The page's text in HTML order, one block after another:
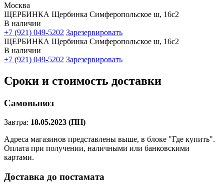
Москва
ЩЕРБИНКА Щербинка Симферопольское ш, 16с2
В наличии
+7 (921) 049-5202 Зарезервировать
ЩЕРБИНКА Щербинка Симферопольское ш, 16с2
В наличии
+7 (921) 049-5202 Зарезервировать
Сроки и стоимость доставки
Самовывоз
Завтра: 18.05.2023 (ПН)
Адреса магазинов представлены выше, в блоке "Где купить".
Оплата при получении, наличными или банковскими
картами.
Доставка до постамата